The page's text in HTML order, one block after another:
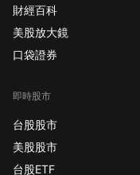
財經百科
美股放大鏡
口袋證券
即時股市
台股股市
美股股市
台股ETF